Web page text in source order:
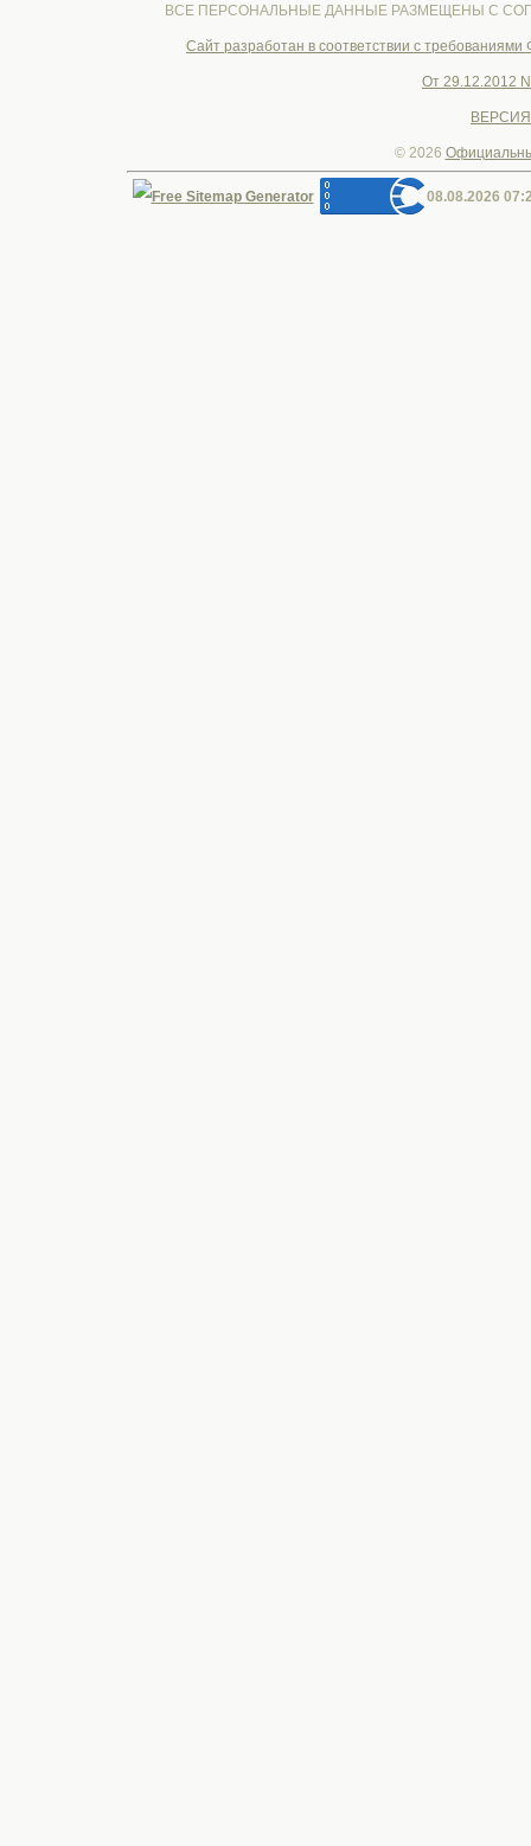
ВСЕ ПЕРСОНАЛЬНЫЕ ДАННЫЕ РАЗМЕЩЕНЫ С
Cайт разработан в соответствии с
От 29.12.2012
© 2026
08.08.2026